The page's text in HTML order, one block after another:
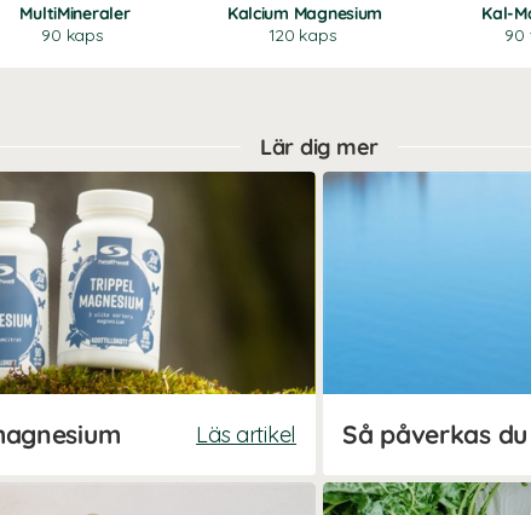
MultiMineraler
90 kaps
Kalcium Magnesium
120 kaps
Kal-
90
Lär dig mer
Läs artikel Så påverkas